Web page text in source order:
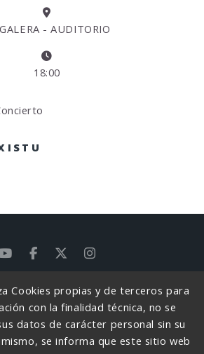
- AUDITORIO
18:00
DE PRIVACIDAD
REDES SOCIALES
DE COOKIES
Cookies propias y de terceros para
con la finalidad técnica, no se
datos de carácter personal sin su
se informa que este sitio web